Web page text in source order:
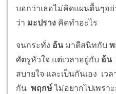
บอกว่าเธอไม่คิดแผนตื้นๆอ
ว่า มะปราง คิดทำอะไร
จนกระทั่ง อ้นมาตีสนิทกับ
ศัตรูหัวใจ แต่เวลาอยู่กับ อ้น
สบายใจ และเป็นกันเอง เวล
กัน พฤกษ์ไม่อยากไปเพรา